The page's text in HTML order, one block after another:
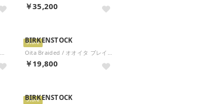
￥35,200
Boston / ボストン スムースレザー 【ナロー幅】 UNISEX （ミネラルグレイ）
Store
BIRKENSTOCK
Oita Braided / オオイタ ブレイデッド スエードレザー 【ナロー幅】 WOMEN （トープ）
￥19,800
Store
BIRKENSTOCK